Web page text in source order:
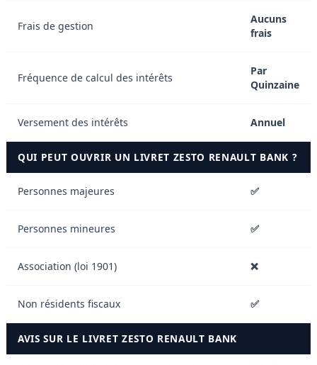
Frais de gestion
Aucuns
frais
Fréquence de calcul des intérêts
Par
Quinzaine
Versement des intérêts Annuel
QUI PEUT OUVRIR UN LIVRET ZESTO RENAULT BANK ?
Personnes majeures ✅
Personnes mineures ✅
Association (loi 1901) ❌
Non résidents fiscaux ✅
AVIS SUR LE LIVRET ZESTO RENAULT BANK